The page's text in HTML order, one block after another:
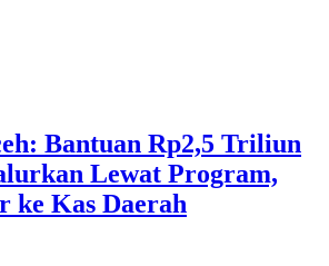
Bantuan Rp2,5 Triliun
Lewat Program,
ke Kas Daerah